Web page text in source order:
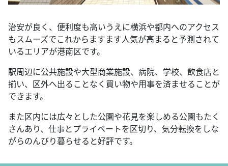
治安が良く、便利度も高いうえに横浜や都内へのアクセス
もスムーズでこれからますます人気が高まると予測されて
いるエリアが港南区です。
駅周辺に公共施設や大型商業施設、病院、学校、飲食店と
揃い、区外へ出ることなく買い物や用事を済ませることが
できます。
また区内には広々とした公園や花見を楽しめる公園もたく
さんあり、仕事とプライベートを区切り、気分転換をしな
がらのんびり暮らせると好評です。